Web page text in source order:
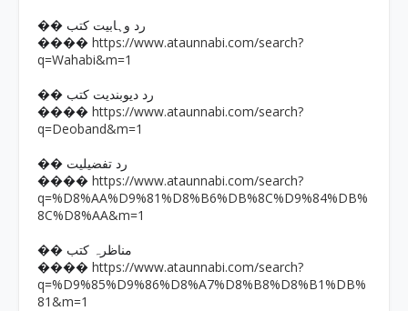
�� رد وہابیت کتب
���� https://www.ataunnabi.com/search?
q=Wahabi&m=1
�� رد دیوبندیت کتب
���� https://www.ataunnabi.com/search?
q=Deoband&m=1
�� رد تفضیلیت
���� https://www.ataunnabi.com/search?
q=%D8%AA%D9%81%D8%B6%DB%8C%D9%84%DB%
8C%D8%AA&m=1
�� مناظرہ کتب
���� https://www.ataunnabi.com/search?
q=%D9%85%D9%86%D8%A7%D8%B8%D8%B1%DB%
81&m=1